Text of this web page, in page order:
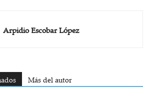
Arpidio Escobar López
Más del autor